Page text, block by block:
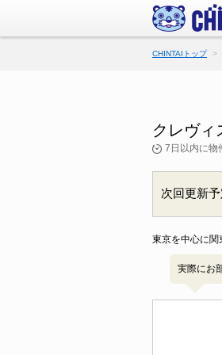
CHINTAIトップ
クレヴィ
7日以内に物
次回更新
東京を中心に関
実際にお